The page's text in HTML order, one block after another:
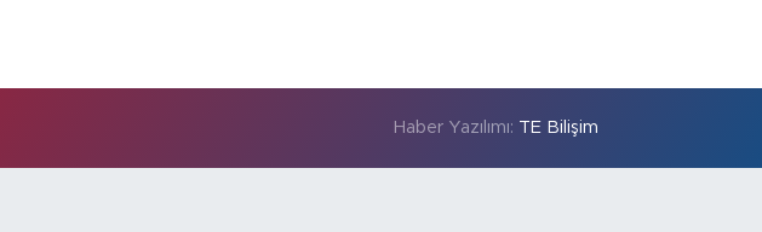
Haber Yazılımı: TE Bilişim